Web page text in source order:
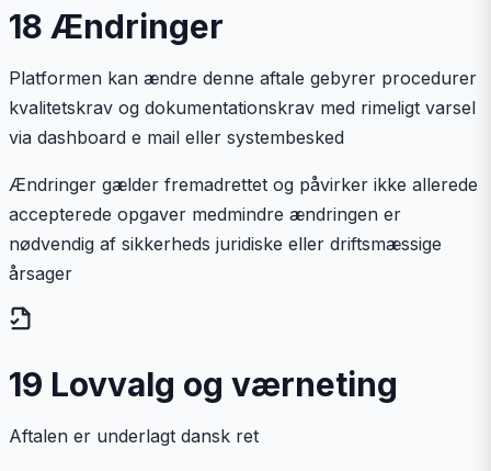
18 Ændringer
Platformen kan ændre denne aftale gebyrer procedurer
kvalitetskrav og dokumentationskrav med rimeligt varsel
via dashboard e mail eller systembesked
Ændringer gælder fremadrettet og påvirker ikke allerede
accepterede opgaver medmindre ændringen er
nødvendig af sikkerheds juridiske eller driftsmæssige
årsager
19 Lovvalg og værneting
Aftalen er underlagt dansk ret